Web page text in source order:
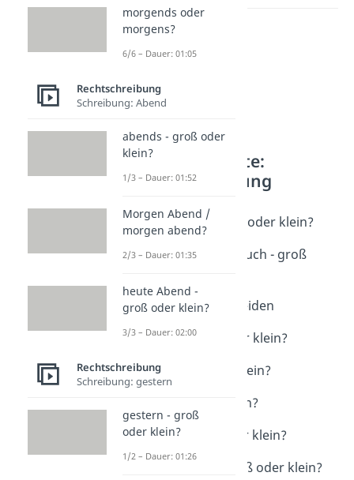
Weitere Inhalte:
Rechtschreibung
die anderen - groß oder klein?
Dauer: 01:43
du, dir, dich / ihr, euch - groß
Dauer: 01:56
Hallo ihr beiden/Beiden
Sie / sie - groß oder klein?
euch - groß oder klein?
Dauer: 01:26
dir - groß oder klein?
Dauer: 01:29
jemand - groß oder klein?
Dauer: 01:16
Ihnen / ihnen - groß oder klein?
morgends oder
morgens?
6/6 – Dauer: 01:05
Rechtschreibung
Schreibung: Abend
abends - groß oder
klein?
1/3 – Dauer: 01:52
Morgen Abend /
morgen abend?
2/3 – Dauer: 01:35
heute Abend -
groß oder klein?
3/3 – Dauer: 02:00
Rechtschreibung
Schreibung: gestern
gestern - groß
oder klein?
1/2 – Dauer: 01:26